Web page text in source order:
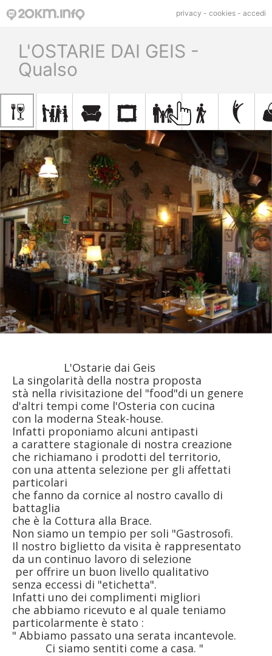
privacy - cookies - accedi
L'OSTARIE DAI GEIS -
Qualso
L'Ostarie dai Geis
La singolarità della nostra proposta
stà nella rivisitazione del "food"di un genere
d'altri tempi come l'Osteria con cucina
con la moderna Steak-house.
Infatti proponiamo alcuni antipasti
a carattere stagionale di nostra creazione
che richiamano i prodotti del territorio,
con una attenta selezione per gli affettati
particolari
che fanno da cornice al nostro cavallo di
battaglia
che è la Cottura alla Brace.
Non siamo un tempio per soli "Gastrosofi.
Il nostro biglietto da visita è rappresentato
da un continuo lavoro di selezione
per offrire un buon livello qualitativo
senza eccessi di "etichetta".
Infatti uno dei complimenti migliori
che abbiamo ricevuto e al quale teniamo
particolarmente è stato :
" Abbiamo passato una serata incantevole.
Ci siamo sentiti come a casa. "